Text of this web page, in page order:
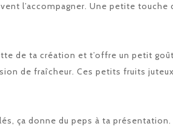
l’accompagner. Une petite
de ta création et t’offre un petit
de fraîcheur. Ces petits fruits
ça donne du peps à ta